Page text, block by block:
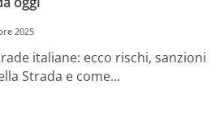
2025
italiane: ecco rischi, sanzioni
Strada e come…